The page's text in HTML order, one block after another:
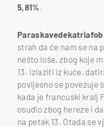
5,81%.
strah da će nam se na
nešto loše, zbog koje
13. izlaziti iz kuće,
povijesno se povezuje
kada je francuski kralj
osudio zbog hereze i
na petak 13. Otada se